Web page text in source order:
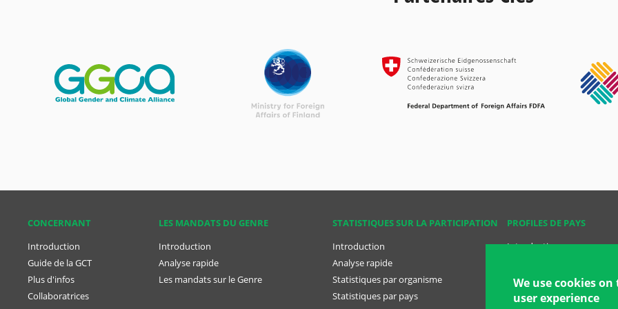
CONCER­NANT
Introduction
Guide de la GCT
Plus d'infos
Collaboratrices
LES MANDATS DU GENRE
Introduction
Analyse rapide
Les mandats sur le Genre
STATISTIQUES SUR LA PARTICIPATION
Introduction
Analyse rapide
Statistiques par organisme
Statistiques par pays
PROFILES DE PAYS
Introduction
Profiles des pays
Plans nationaux
We use cookies
user experience